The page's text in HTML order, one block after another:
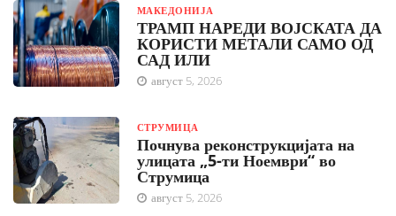
МАКЕДОНИЈА
ТРАМП НАРЕДИ ВОЈСКАТА ДА
КОРИСТИ МЕТАЛИ САМО ОД
САД ИЛИ
август 5, 2026
СТРУМИЦА
Почнува реконструкцијата на
улицата „5-ти Ноември“ во
Струмица
август 5, 2026